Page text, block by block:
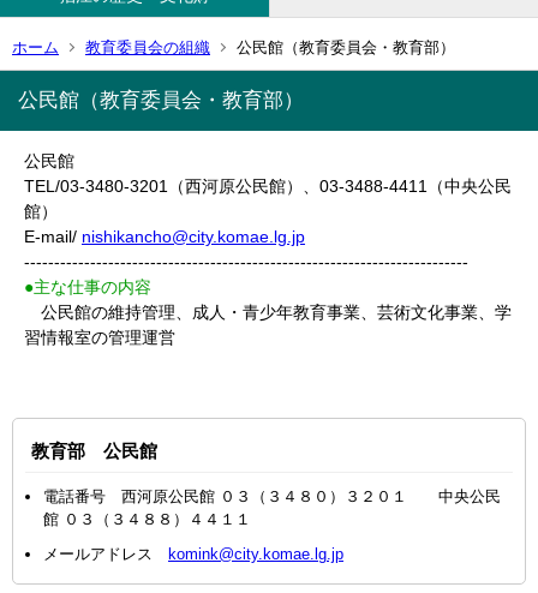
ホーム 教育委員会の組織 公民館（教育委員会・教育部）
公民館（教育委員会・教育部）
公民館
TEL/03-3480-3201（西河原公民館）、03-3488-4411（中央公民
館）
E-mail/ nishikancho@city.komae.lg.jp
--------------------------------------------------------------------------
●主な仕事の内容
公民館の維持管理、成人・青少年教育事業、芸術文化事業、学
習情報室の管理運営
教育部 公民館
電話番号 西河原公民館 ０３（３４８０）３２０１ 中央公民
館 ０３（３４８８）４４１１
メールアドレス
komink@city.komae.lg.jp